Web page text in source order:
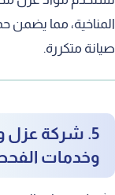
المناخية، مما يضمن
صيانة متكررة.
5. شركة عزل
وخدمات